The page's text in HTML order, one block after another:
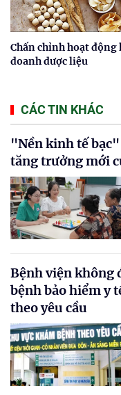
Chấn chỉnh hoạt động
doanh dược liệu
CÁC TIN KHÁC
"Nền kinh tế
tăng trưởng mới
Bệnh viện không
bệnh bảo hiểm y
theo yêu cầu